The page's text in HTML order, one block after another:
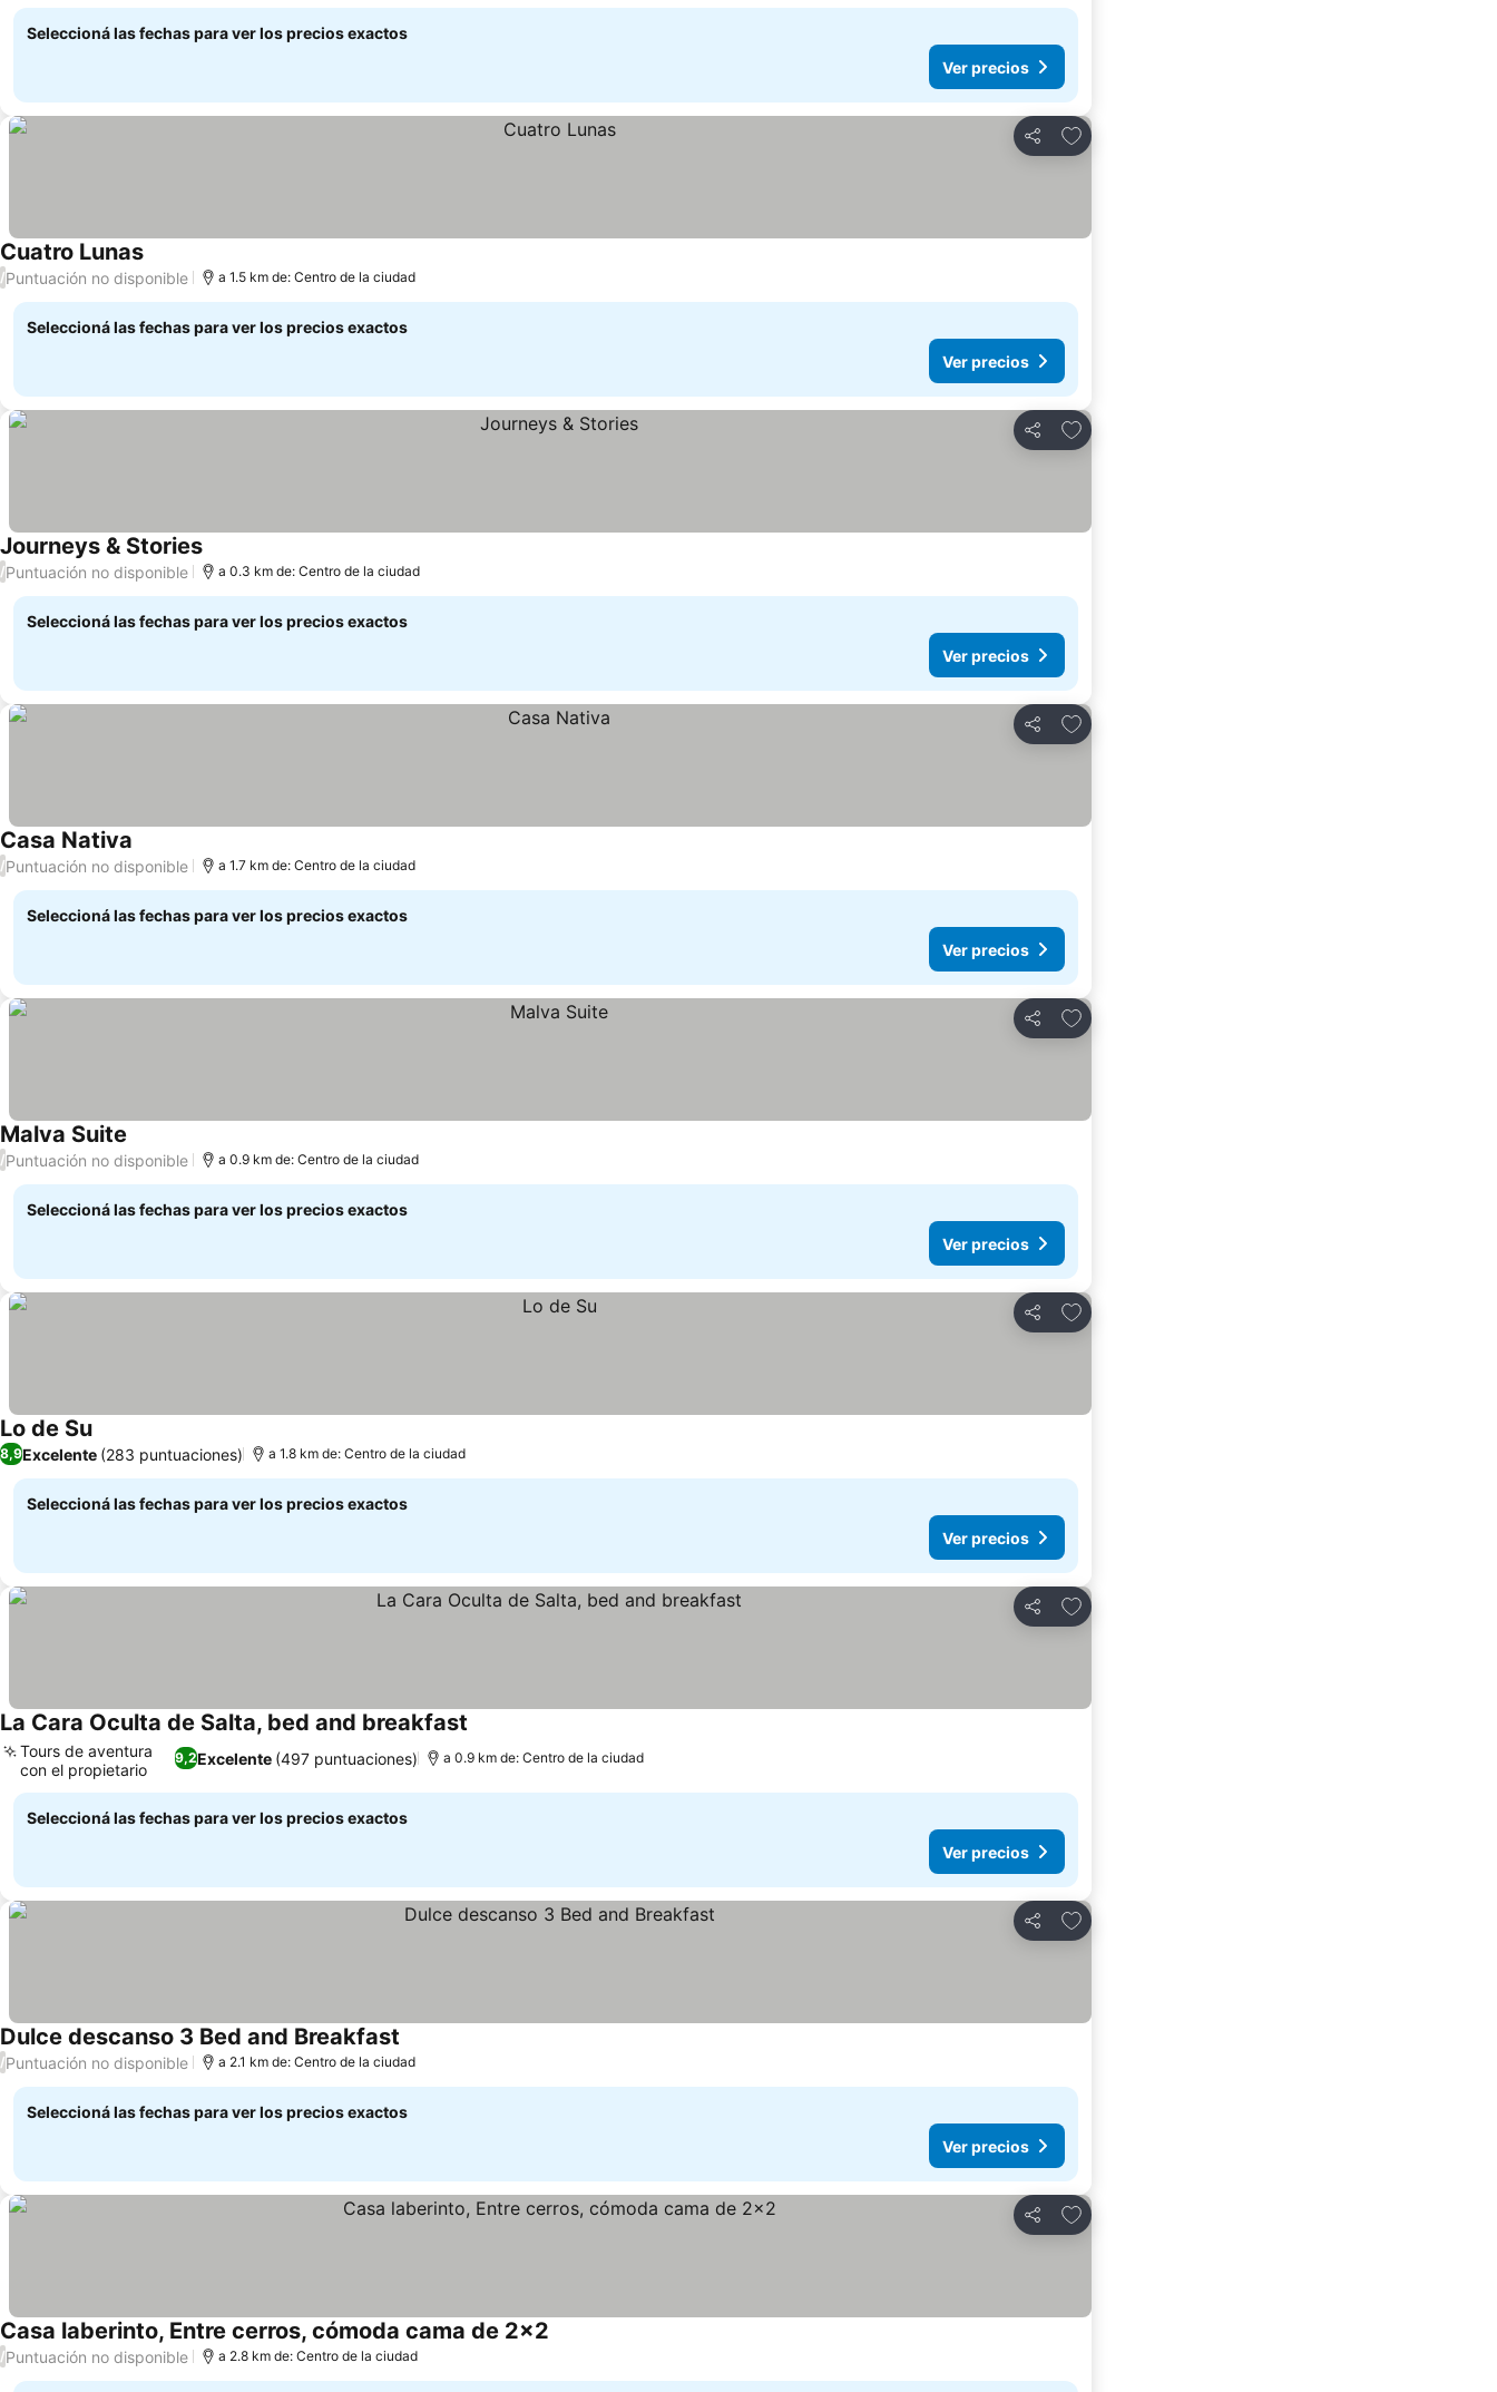
Seleccioná las fechas para ver los precios exactos
Ver precios
Compartir
Añadir a favoritos
Cuatro Lunas
/Puntuación no disponible a 1.5 km de: Centro de la ciudad
Seleccioná las fechas para ver los precios exactos
Ver precios
Compartir
Añadir a favoritos
Journeys & Stories
/Puntuación no disponible a 0.3 km de: Centro de la ciudad
Seleccioná las fechas para ver los precios exactos
Ver precios
Compartir
Añadir a favoritos
Casa Nativa
/Puntuación no disponible a 1.7 km de: Centro de la ciudad
Seleccioná las fechas para ver los precios exactos
Ver precios
Compartir
Añadir a favoritos
Malva Suite
/Puntuación no disponible a 0.9 km de: Centro de la ciudad
Seleccioná las fechas para ver los precios exactos
Ver precios
Compartir
Añadir a favoritos
Lo de Su
8,9Excelente (283 puntuaciones) a 1.8 km de: Centro de la ciudad
Seleccioná las fechas para ver los precios exactos
Ver precios
Compartir
Añadir a favoritos
La Cara Oculta de Salta, bed and breakfast
9,2Excelente (497 puntuaciones)
Tours de aventura
con el propietario
a 0.9 km de: Centro de la ciudad
Seleccioná las fechas para ver los precios exactos
Ver precios
Compartir
Añadir a favoritos
Dulce descanso 3 Bed and Breakfast
/Puntuación no disponible a 2.1 km de: Centro de la ciudad
Seleccioná las fechas para ver los precios exactos
Ver precios
Compartir
Añadir a favoritos
Casa laberinto, Entre cerros, cómoda cama de 2x2
/Puntuación no disponible a 2.8 km de: Centro de la ciudad